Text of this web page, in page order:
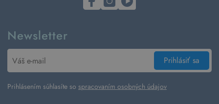
Newsletter
Prihlásiť sa
Prihlásením súhlasíte so spracovaním osobných údajov